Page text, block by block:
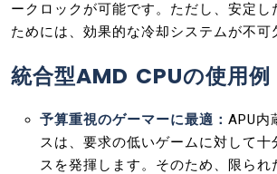
ークロックが可能です。ただし、安定し
ためには、効果的な冷却システムが不可
統合型AMD CPUの使用例
予算重視のゲーマーに最適： APU内
スは、要求の低いゲームに対して十
スを発揮します。そのため、限られ